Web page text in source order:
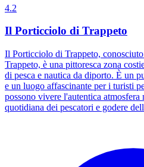
4.2
Il Porticciolo di Trappeto
Il Porticciolo di Trappeto,
Trappeto, è una pittoresca zona
di pesca e nautica da diporto. È un
e un luogo affascinante per i turisti
possono vivere l'autentica atmosfera
quotidiana dei pescatori e godere